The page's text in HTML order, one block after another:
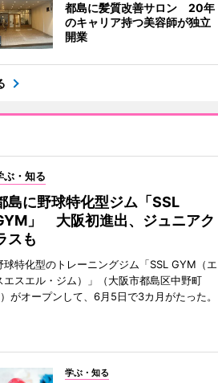
都島に髪質改善サロン 20年
のキャリア持つ美容師が独立
開業
ぶ・知る
島に野球特化型ジム「SSL
」 大阪初進出、ジュニアク
スも
球特化型のトレーニングジム「SSL GYM（エ
エスエル・ジム）」（大阪市都島区中野町
がオープンして、6月5日で3カ月がたった。
学ぶ・知る